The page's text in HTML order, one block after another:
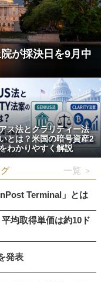
が採決日を9月中
ス法とクラリティー法
とは？米国の暗号資産2
わかりやすく解説
一覧 ＞
Terminal」とは
均取得単価は約10ド
発表